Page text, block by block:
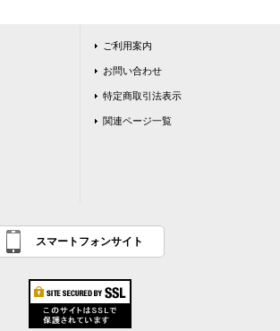
ご利用案内
お問い合わせ
特定商取引法表示
関連ページ一覧
スマートフォンサイト